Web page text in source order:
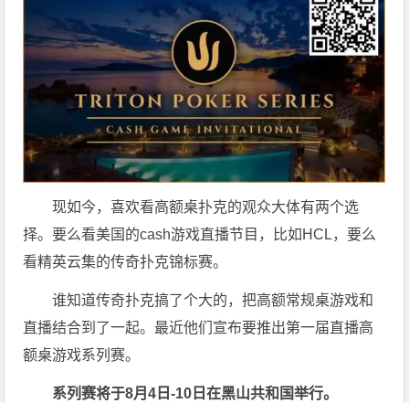
现如今，喜欢看高额桌扑克的观众大体有两个选
择。要么看美国的cash游戏直播节目，比如HCL，要么
看精英云集的传奇扑克锦标赛。
谁知道传奇扑克搞了个大的，把高额常规桌游戏和
直播结合到了一起。最近他们宣布要推出第一届直播高
额桌游戏系列赛。
系列赛将于8月4日-10日在黑山共和国举行。